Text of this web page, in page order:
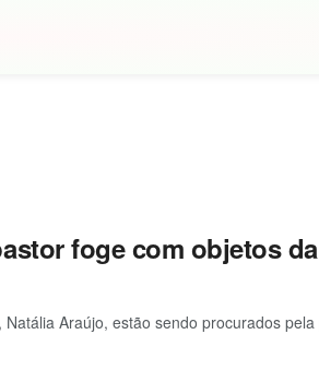
foge com objetos
Araújo, estão sendo procurados